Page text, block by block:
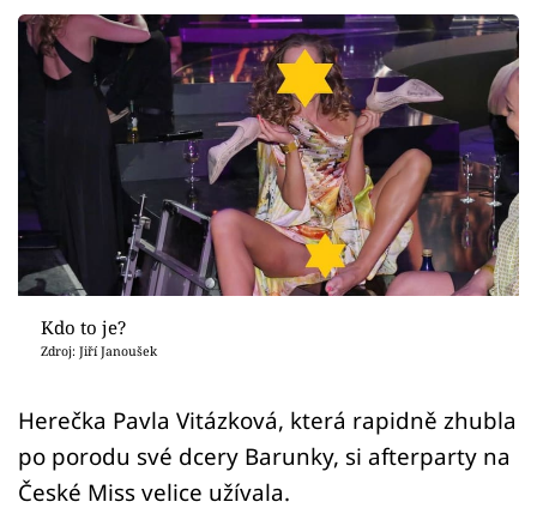
Virály
Sex a vztahy
Sledujte prima+
Přihlášení
Kdo to je?
Zdroj: Jiří Janoušek
Herečka Pavla Vitázková, která rapidně zhubla
po porodu své dcery Barunky, si afterparty na
České Miss velice užívala.